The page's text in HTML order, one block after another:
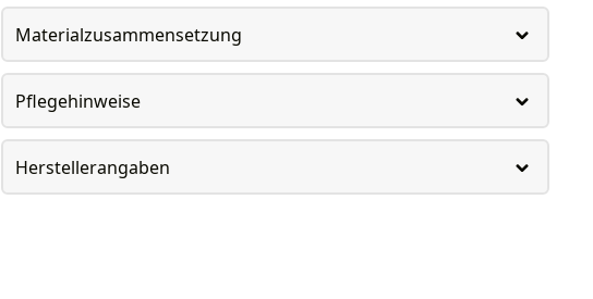
Materialzusammensetzung
Pflegehinweise
Herstellerangaben